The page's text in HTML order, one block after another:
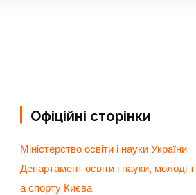
Офіційні сторінки
Міністерство освіти і науки України
Департамент освіти і науки, молоді т
а спорту Києва